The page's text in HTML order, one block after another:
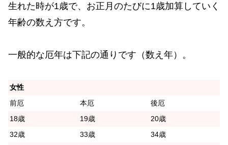
生れた時が1歳で、お正月のたびに1歳加算していく
年齢の数え方です。
一般的な厄年は下記の通りです（数え年）。
女性
前厄
本厄
後厄
18歳
19歳
20歳
32歳
33歳
34歳